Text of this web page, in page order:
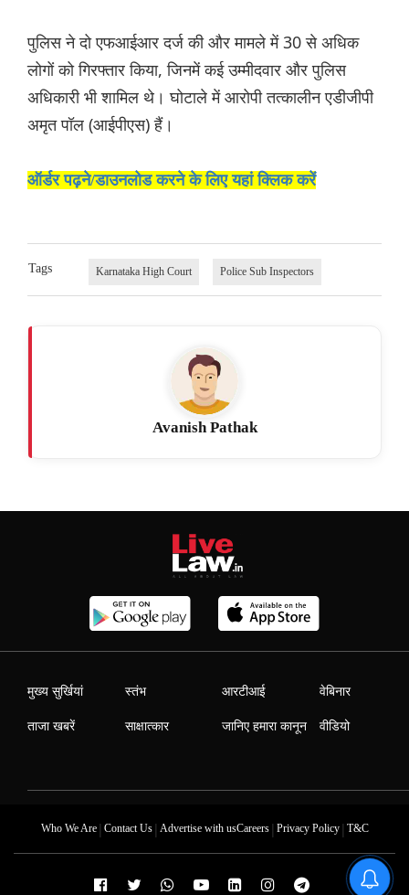
पुलिस ने दो एफआईआर दर्ज की और मामले में 30 से अधिक
लोगों को गिरफ्तार किया, जिनमें कई उम्मीदवार और पुलिस
अधिकारी भी शामिल थे। घोटाले में आरोपी तत्कालीन एडीजीपी
अमृत पॉल (आईपीएस) हैं।
ऑर्डर पढ़ने/डाउनलोड करने के लिए यहां क्लिक करें
Tags Karnataka High Court Police Sub Inspectors
Avanish Pathak
मुख्य सुर्खियां
ताजा खबरें
स्तंभ
साक्षात्कार
आरटीआई
जानिए हमारा कानून
वेबिनार
वीडियो
Who We Are| Contact Us| Advertise with usCareers| Privacy Policy| T&C